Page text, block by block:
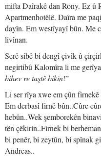
mifta Daîrakê dan Rony. Ez û
Apartmenhotêlê. Daîra me
dayîn. Em westîyayî bûn. Me
livînan.
Serê sibê bi dengî çivîk û
negirtibû Kalomîra li me
bihev re taştê bikin!”
Li ser rîya xwe em çûn
Em derbasî firnê bûn..Cûre
hebûn..Wek şemborekên
tên çêkirin..Firnek bi
bi penêr, bi zeytûn, bi spînak
Andreas..